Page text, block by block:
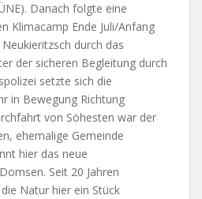
Danach folgte eine
Klimacamp Ende Juli/Anfang
durch das
der sicheren Begleitung durch
setzte sich die
in Bewegung Richtung
von Söhesten war der
ehemalige Gemeinde
hier das neue
Seit 20 Jahren
Natur hier ein Stück